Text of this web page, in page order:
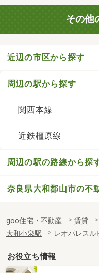
その他
近辺の市区から探す
周辺の駅から探す
関西本線
近鉄橿原線
周辺の駅の路線から探
奈良県大和郡山市の不
goo住宅・不動産 賃貸
大和小泉駅
レオパレスル
お役立ち情報